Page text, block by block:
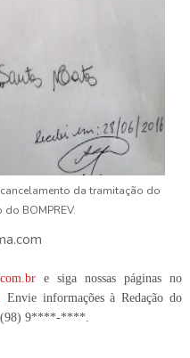
da tramitação do
BOMPREV.
e siga nossas páginas no
Envie informações à Redação do
(98) 9****-****.